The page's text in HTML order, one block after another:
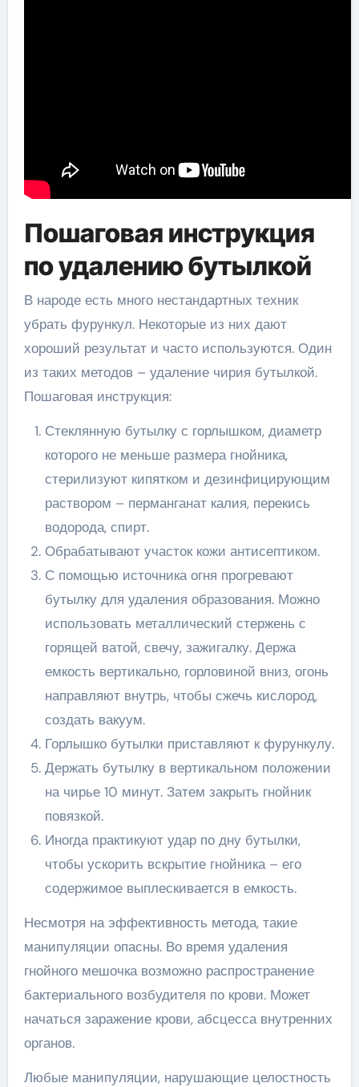
Пошаговая инструкция
по удалению бутылкой
В народе есть много нестандартных техник
убрать фурункул. Некоторые из них дают
хороший результат и часто используются. Один
из таких методов – удаление чирия бутылкой.
Пошаговая инструкция:
Стеклянную бутылку с горлышком, диаметр
которого не меньше размера гнойника,
стерилизуют кипятком и дезинфицирующим
раствором – перманганат калия, перекись
водорода, спирт.
Обрабатывают участок кожи антисептиком.
С помощью источника огня прогревают
бутылку для удаления образования. Можно
использовать металлический стержень с
горящей ватой, свечу, зажигалку. Держа
емкость вертикально, горловиной вниз, огонь
направляют внутрь, чтобы сжечь кислород,
создать вакуум.
Горлышко бутылки приставляют к фурункулу.
Держать бутылку в вертикальном положении
на чирье 10 минут. Затем закрыть гнойник
повязкой.
Иногда практикуют удар по дну бутылки,
чтобы ускорить вскрытие гнойника – его
содержимое выплескивается в емкость.
Несмотря на эффективность метода, такие
манипуляции опасны. Во время удаления
гнойного мешочка возможно распространение
бактериального возбудителя по крови. Может
начаться заражение крови, абсцесса внутренних
органов.
Любые манипуляции, нарушающие целостность